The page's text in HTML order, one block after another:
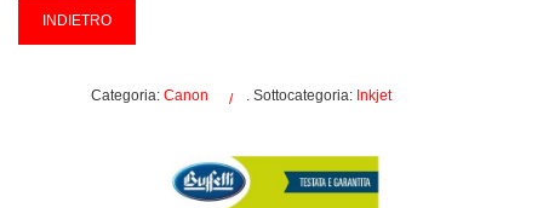
Categoria: Canon . Sottocategoria: Inkjet